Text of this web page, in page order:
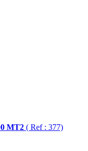
MT2 ( Ref : 377)